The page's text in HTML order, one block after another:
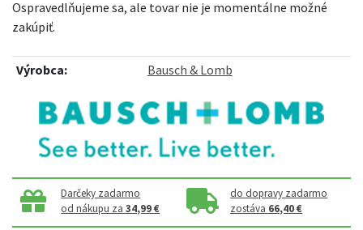
Ospravedlňujeme sa, ale tovar nie je momentálne možné
zakúpiť.
Výrobca: Bausch & Lomb
Darčeky zadarmo
od nákupu za34,99 €
do dopravy zadarmo
zostáva 66,40 €